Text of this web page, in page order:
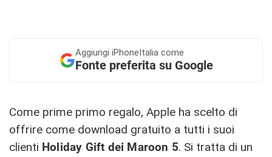
Aggiungi iPhoneItalia come
Fonte preferita su Google
Come prime primo regalo, Apple ha scelto di
offrire come download gratuito a tutti i suoi
clienti Holiday Gift dei Maroon 5. Si tratta di un